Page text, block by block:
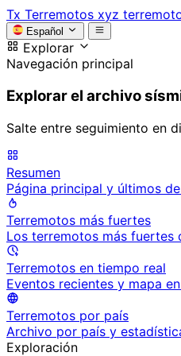
Tx Terremotos xyz
Español
Explorar
Navegación principal
Explorar el archivo
Salte entre seguimiento en
Resumen
Página principal y últimos
Terremotos más fuertes
Los terremotos más fuertes
Terremotos en tiempo real
Eventos recientes y mapa
Terremotos por país
Archivo por país y
Exploración